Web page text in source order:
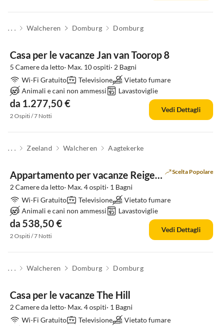
. . . Walcheren Domburg Domburg
Casa per le vacanze Jan van Toorop 8
5 Camere da letto· Max. 10 ospiti· 2 Bagni
Wi-Fi Gratuito
Televisione
Vietato fumare
Animali e cani non ammessi
Lavastoviglie
da 1.277,50 €
2 Ospiti / 7 Notti
Vedi Dettagli
. . . Zeeland Walcheren Aagtekerke
Appartamento per vacanze Reigersberg 10 Scelta Popolare
2 Camere da letto· Max. 4 ospiti· 1 Bagni
Wi-Fi Gratuito
Televisione
Vietato fumare
Animali e cani non ammessi
Lavastoviglie
da 538,50 €
2 Ospiti / 7 Notti
Vedi Dettagli
. . . Walcheren Domburg Domburg
Casa per le vacanze The Hill
2 Camere da letto· Max. 4 ospiti· 1 Bagni
Wi-Fi Gratuito
Televisione
Vietato fumare